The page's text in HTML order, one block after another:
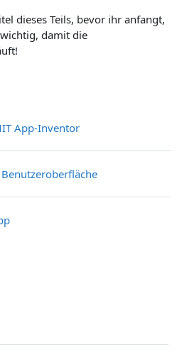
dieses Teils, bevor ihr anfangt,
damit die
App-InventorTextseite
Textseite
Textseite